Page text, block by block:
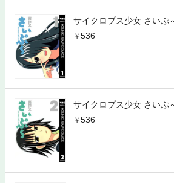
サイクロプス少女 さいぷ
536
サイクロプス少女 さいぷ
536